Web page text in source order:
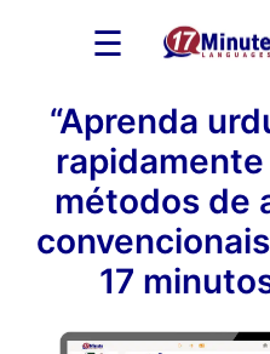
☰
“Aprenda
métodos de
17